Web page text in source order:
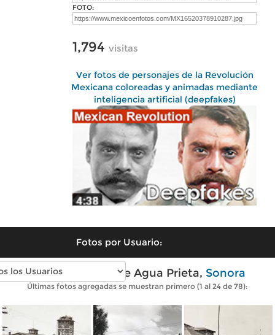
FOTO:
1,794 visitas
Ver fotos de personajes de la Revolución
Mexicana coloreadas y animadas mediante
inteligencia artificial (deepfakes)
Fotos por Usuario:
Fotos antiguas de Agua Prieta, Sonora
Últimas fotos agregadas se muestran primero (1 al 24 de 78):